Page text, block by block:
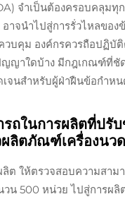
จำเป็นต้องครอบคลุม
าจนำไปสู่การรั่วไหลขอ
วบคุม องค์กรควรถือปฏิบั
ญาใดบ้าง มีกฎเกณฑ์ที่ชัด
จนสำหรับผู้ฝ่าฝืนข้อกำห
รถในการผลิตที่ปรั
ผลิตภัณฑ์เครื่องนว
ลิต ให้ตรวจสอบความสา
น 500 หน่วย ไปสู่การผ